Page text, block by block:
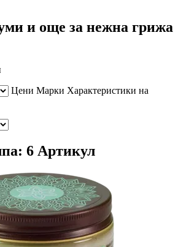
и още за нежна грижа
Цени Марки Характеристики на
6 Артикул